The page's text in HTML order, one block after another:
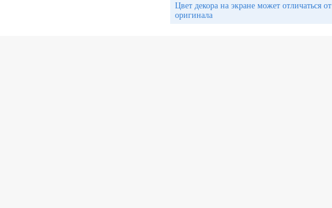
Цвет декора на экране может отличаться от
оригинала